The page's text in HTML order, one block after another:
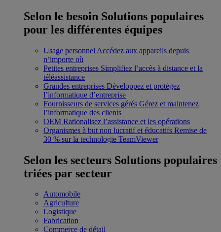
Selon le besoin Solutions populaires
pour les différentes équipes
Usage personnel Accédez aux appareils depuis
n’importe où
Petites entreprises Simplifiez l’accès à distance et la
téléassistance
Grandes entreprises Développez et protégez
l’informatique d’entreprise
Fournisseurs de services gérés Gérez et maintenez
l’informatique des clients
OEM Rationalisez l’assistance et les opérations
Organismes à but non lucratif et éducatifs Remise de
30 % sur la technologie TeamViewer
Selon les secteurs Solutions populaires
triées par secteur
Automobile
Agriculture
Logistique
Fabrication
Commerce de détail